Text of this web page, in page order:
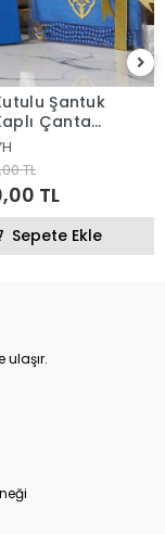
Şantuk
Çanta
İnci Tesbihli
Renkli Şantuk
Seti
TL
TL
Sepete Ekle
ulaşır.